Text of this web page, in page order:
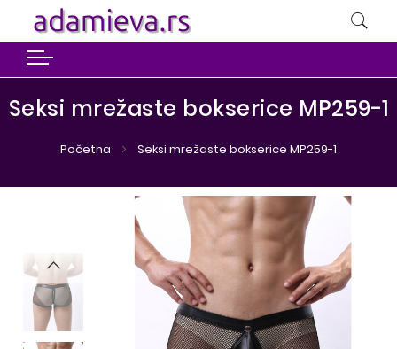
Seksi mrežaste bokserice MP259-1
Početna Seksi mrežaste bokserice MP259-1